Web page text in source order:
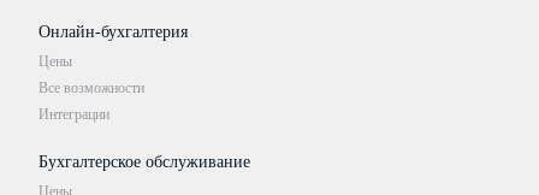
Онлайн-бухгалтерия
Цены
Все возможности
Интеграции
Бухгалтерское обслуживание
Цены